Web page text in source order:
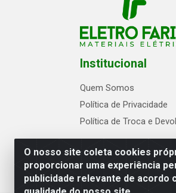
O nosso site coleta cookies
proporcionar uma experiência
publicidade relevante de acordo
Institucional
Quem Somos
Política de Privacidade
Política de Troca e
Eletrofarias